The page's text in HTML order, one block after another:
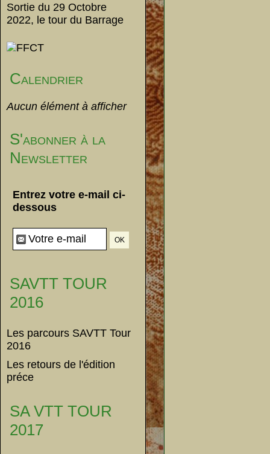
Sortie du 29 Octobre
2022, le tour du Barrage
Calendrier
Aucun élément à afficher
S'abonner à la
Newsletter
Entrez votre e-mail ci-
dessous
SAVTT TOUR
2016
Les parcours SAVTT Tour
2016
Les retours de l'édition
préce
SA VTT TOUR
2017